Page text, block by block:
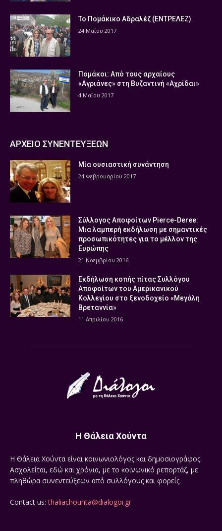
Το Πομάκικο Αδραλέζ (ΕΝΤΡΕΛΕΖ)
24 Μαΐου 2017
Πομάκοι: Από τους αρχαίους
«Αγριάνες» στη Βυζαντινή «Αχρίδαι»
4 Μαΐου 2017
ΑΡΧΕΙΟ ΣΥΝΕΝΤΕΥΞΕΩΝ
Μία ουσιαστική συνάντηση
24 Φεβρουαρίου 2017
Σύλλογος Αποφοίτων Pierce-Deree:
Μια λαμπερή εκδήλωση με σημαντικές
προσωπικότητες για το μέλλον της
Ευρώπης
21 Νοεμβρίου 2016
Εκδήλωση κοπής πίτας Συλλόγου
Αποφοίτων του Αμερικανικού
Κολλεγίου στο ξενοδοχείο «Μεγάλη
Βρεταννία»
11 Απριλίου 2016
Η Θάλεια Χούντα
Η Θάλεια Χούντα είναι κοινωνιολόγος και δημοσιογράφος.
Ασχολείται, εδώ και χρόνια, με το κοινωνικό ρεπορτάζ, με
πληθώρα συνεντεύξεων από συλλόγους και φορείς.
Contact us:thaliachounta@dialogoi.gr